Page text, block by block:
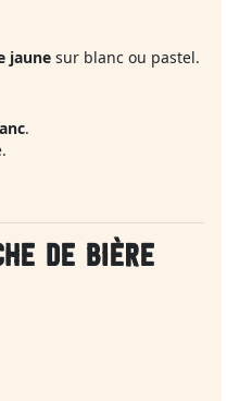
jaune sur blanc ou pastel.
.
DE BIÈRE